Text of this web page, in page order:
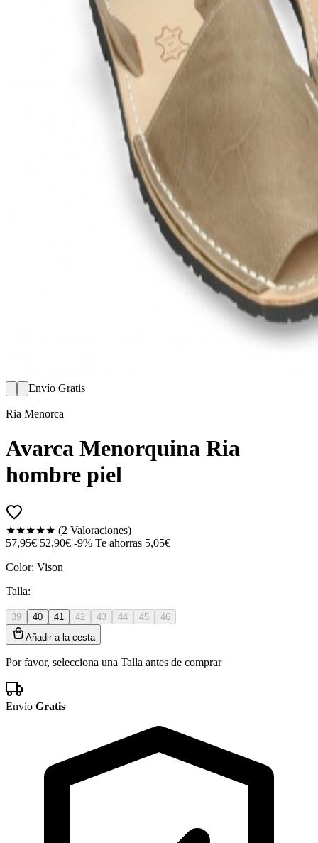
Envío Gratis
Ria Menorca
Avarca Menorquina Ria
hombre piel
★★★★★ (2 Valoraciones)
57,95€ 52,90€ -9% Te ahorras 5,05€
Color: Vison
Talla:
39 40 41 42 43 44 45
46
Añadir a la cesta
Por favor, selecciona una Talla antes de comprar
Envío Gratis